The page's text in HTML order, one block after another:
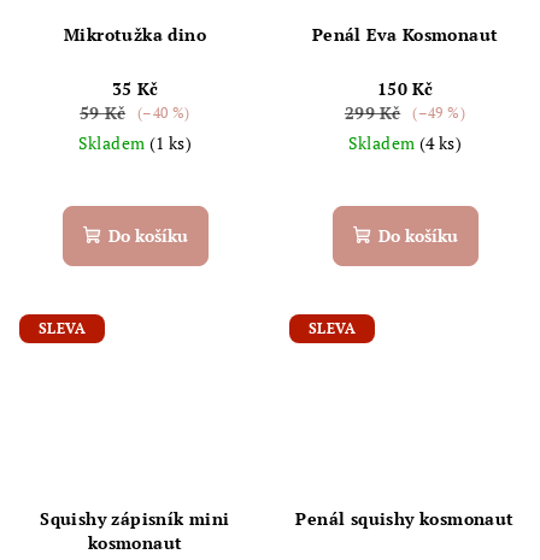
Mikrotužka dino
35 Kč
59 Kč
(–40 %)
Skladem (1 ks)
Do košíku
Penál Eva Kosmonaut
150 Kč
299 Kč
(–49 %)
Skladem (4 ks)
Do košíku
SLEVA
Squishy zápisník mini
kosmonaut
SLEVA
Penál squishy kosmonaut